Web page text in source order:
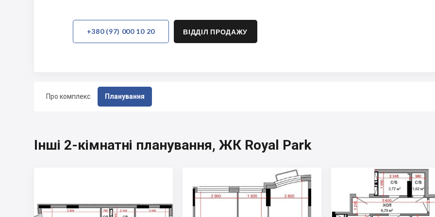
Про комплекс Планування
+380 (97) 000 10 20 ВІДДІЛ ПРОДАЖУ
Інші 2-кімнатні планування, ЖК Royal Park